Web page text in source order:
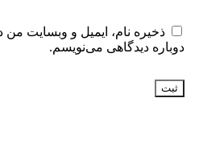
ذخیره نام، ایمیل و وبسایت
دوباره دیدگاهی می‌نویسم.